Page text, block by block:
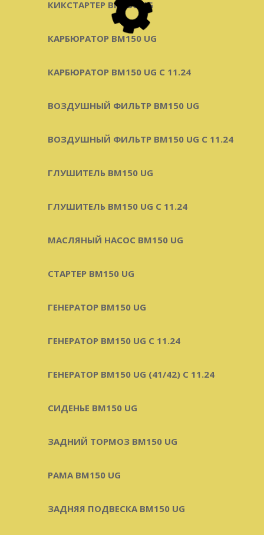
КИКСТАРТЕР BM150 UG
КАРБЮРАТОР BM150 UG
КАРБЮРАТОР BM150 UG С 11.24
ВОЗДУШНЫЙ ФИЛЬТР BM150 UG
ВОЗДУШНЫЙ ФИЛЬТР BM150 UG C 11.24
ГЛУШИТЕЛЬ BM150 UG
ГЛУШИТЕЛЬ BM150 UG С 11.24
МАСЛЯНЫЙ НАСОС BM150 UG
СТАРТЕР BM150 UG
ГЕНЕРАТОР BM150 UG
ГЕНЕРАТОР BM150 UG С 11.24
ГЕНЕРАТОР BM150 UG (41/42) С 11.24
СИДЕНЬЕ BM150 UG
ЗАДНИЙ ТОРМОЗ BM150 UG
РАМА BM150 UG
ЗАДНЯЯ ПОДВЕСКА BM150 UG